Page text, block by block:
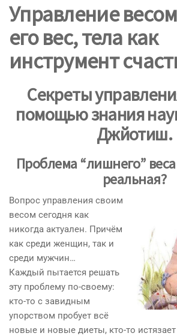
Управление
его вес, тела как
инструмент
Секреты
помощью знания
Джйотиш.
Проблема “лишнего”
реальная?
Вопрос управления своим
весом сегодня как
никогда актуален. Причём
как среди женщин, так и
среди мужчин…
Каждый пытается решать
эту проблему по-своему:
кто-то с завидным
упорством пробует всё
новые и новые диеты, кто-то